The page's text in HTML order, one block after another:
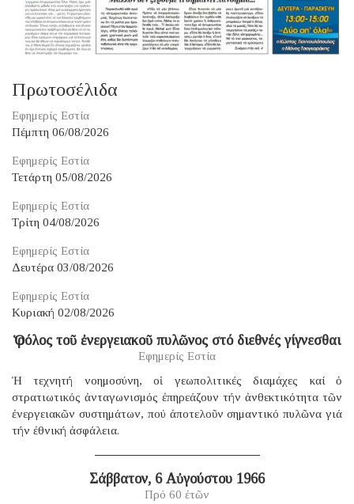
Πρωτοσέλιδα
Εφημερίς Εστία
Πέμπτη 06/08/2026
Εφημερίς Εστία
Τετάρτη 05/08/2026
Εφημερίς Εστία
Τρίτη 04/08/2026
Εφημερίς Εστία
Δευτέρα 03/08/2026
Εφημερίς Εστία
Κυριακή 02/08/2026
Ὁ ρόλος τοῦ ἐνεργειακοῦ πυλῶνος στό διεθνές γίγνεσθαι
Εφημερίς Εστία
Ἡ τεχνητή νοημοσύνη, οἱ γεωπολιτικές διαμάχες καί ὁ
στρατιωτικός ἀνταγωνισμός ἐπηρεάζουν τήν ἀνθεκτικότητα τῶν
ἐνεργειακῶν συστημάτων, πού ἀποτελοῦν σημαντικό πυλῶνα γιά
τήν ἐθνική ἀσφάλεια.
Σάββατον, 6 Αὐγούστου 1966
Πρό 60 ἐτῶν